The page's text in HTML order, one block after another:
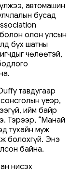
автомашин
бусад
олон улсын
бүх шатны
чөлөөтэй,
тавдугаар
үеэр,
ийм байр
Тэрээр, “Манай
тухайн муж
болохгүй. Энэ
байна.
нисэх